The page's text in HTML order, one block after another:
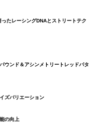
たレーシングDNAとストリートテク
ウンド＆アシンメトリートレッドパタ
ズバリエーション
の向上